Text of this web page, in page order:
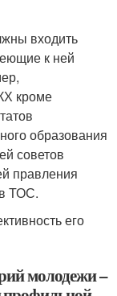
входить
к ней
кроме
образования
советов
правления
ТОС.
его
молодежи –